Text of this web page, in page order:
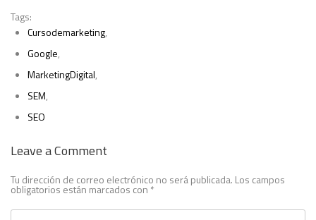
Tags:
Cursodemarketing,
Google,
MarketingDigital,
SEM,
SEO
Leave a Comment
Tu dirección de correo electrónico no será publicada. Los campos
obligatorios están marcados con *